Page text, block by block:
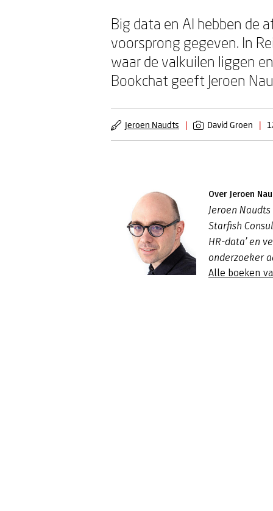
Big data en AI hebben de
voorsprong gegeven. In
waar de valkuilen liggen
Bookchat geeft Jeroen
Jeroen Naudts | David Groen |
Over Jeroen
Jeroen
Starfish
HR-data’ en
onderzoeker
Alle boeken